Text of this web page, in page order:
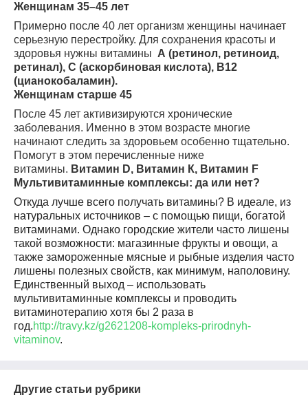
Женщинам 35–45 лет
Примерно после 40 лет организм женщины начинает
серьезную перестройку. Для сохранения красоты и
здоровья нужны витамины А (ретинол, ретиноид,
ретинал), С (аскорбиновая кислота), В12
(цианокобаламин).
Женщинам старше 45
После 45 лет активизируются хронические
заболевания. Именно в этом возрасте многие
начинают следить за здоровьем особенно тщательно.
Помогут в этом перечисленные ниже
витамины. Витамин D, Витамин К, Витамин F
Мультивитаминные комплексы: да или нет?
Откуда лучше всего получать витамины? В идеале, из
натуральных источников – с помощью пищи, богатой
витаминами. Однако городские жители часто лишены
такой возможности: магазинные фрукты и овощи, а
также замороженные мясные и рыбные изделия часто
лишены полезных свойств, как минимум, наполовину.
Единственный выход – использовать
мультивитаминные комплексы и проводить
витаминотерапию хотя бы 2 раза в
год.http://travy.kz/g2621208-kompleks-prirodnyh-
vitaminov.
Другие статьи рубрики